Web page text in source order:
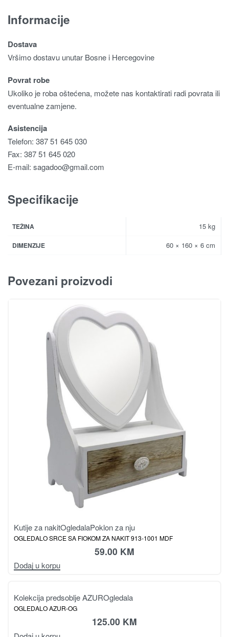
Informacije
Dostava
Vršimo dostavu unutar Bosne i Hercegovine
Povrat robe
Ukoliko je roba oštećena, možete nas kontaktirati radi povrata ili
eventualne zamjene.
Asistencija
Telefon: 387 51 645 030
Fax: 387 51 645 020
E-mail: sagadoo@gmail.com
Specifikacije
TEŽINA 15 kg
DIMENZIJE 60 × 160 × 6 cm
Povezani proizvodi
Kutije za nakitOgledalaPoklon za nju
OGLEDALO SRCE SA FIOKOM ZA NAKIT 913-1001 MDF
59.00 KM
Dodaj u korpu